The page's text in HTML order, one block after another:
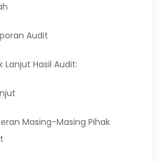
Audit
Lanjut Hasil Audit:
Masing-Masing Pihak